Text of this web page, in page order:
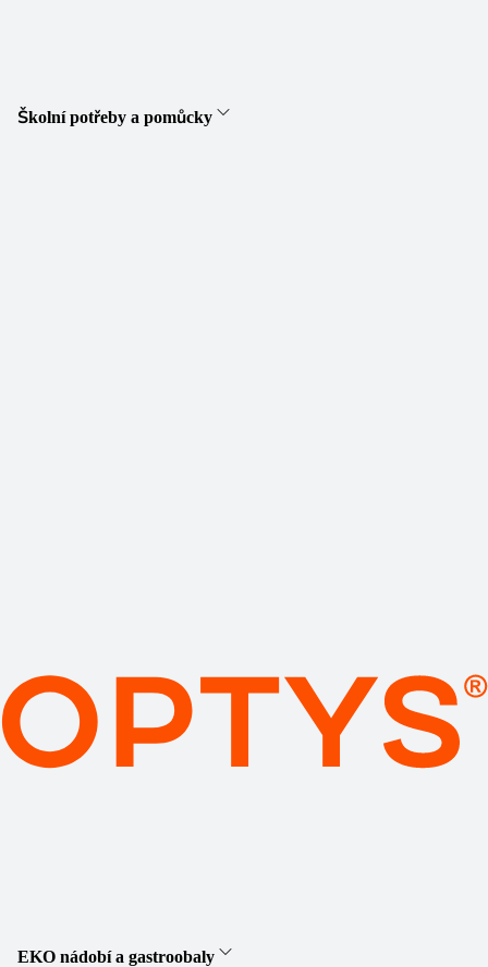
Školní potřeby a pomůcky
EKO nádobí a gastroobaly